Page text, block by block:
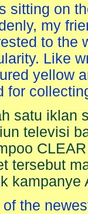
sitting on
my
to the
Like
yellow
for
satu iklan
televisi
tersebut
kampanye
of the